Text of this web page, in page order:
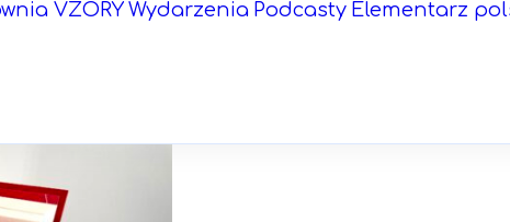
VZORY Wydarzenia Podcasty Elementarz